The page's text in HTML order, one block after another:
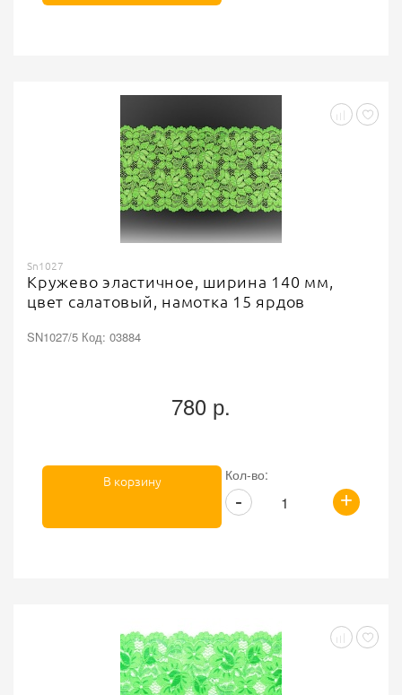
Sn1027
Кружево эластичное, ширина 140 мм,
цвет салатовый, намотка 15 ярдов
SN1027/5 Код: 03884
780 р.
Кол-во:
+
-
В корзину